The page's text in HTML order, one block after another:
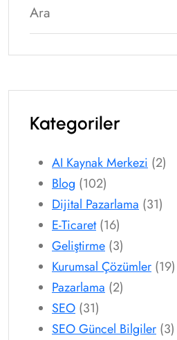
Kategoriler
AI Kaynak Merkezi (2)
Blog (102)
Dijital Pazarlama (31)
E-Ticaret(16)
Geliştirme (3)
Kurumsal Çözümler (19)
Pazarlama (2)
SEO (31)
SEO Güncel Bilgiler (3)